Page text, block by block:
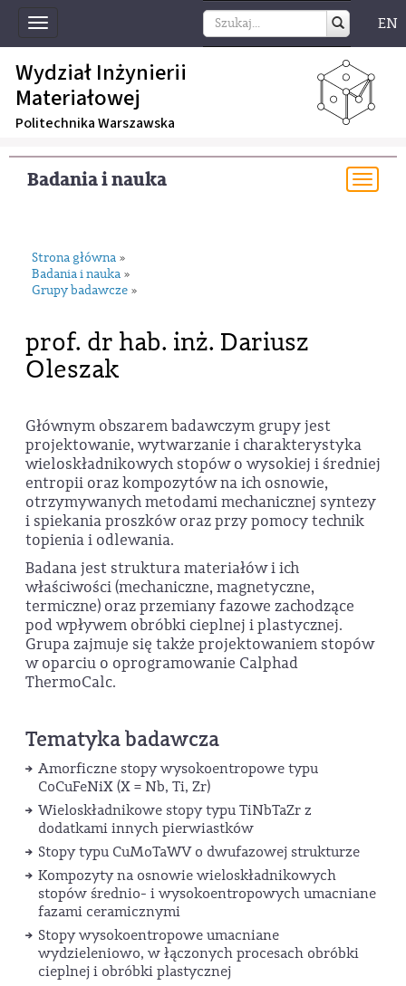
Toggle
navigation
EN
Wydział Inżynierii
Materiałowej
Politechnika Warszawska
Badania i nauka
Strona główna »
Badania i nauka »
Grupy badawcze »
prof. dr hab. inż. Dariusz
Oleszak
Głównym obszarem badawczym grupy jest
projektowanie, wytwarzanie i charakterystyka
wieloskładnikowych stopów o wysokiej i średniej
entropii oraz kompozytów na ich osnowie,
otrzymywanych metodami mechanicznej syntezy
i spiekania proszków oraz przy pomocy technik
topienia i odlewania.
Badana jest struktura materiałów i ich
właściwości (mechaniczne, magnetyczne,
termiczne) oraz przemiany fazowe zachodzące
pod wpływem obróbki cieplnej i plastycznej.
Grupa zajmuje się także projektowaniem stopów
w oparciu o oprogramowanie Calphad
ThermoCalc.
Tematyka badawcza
Amorficzne stopy wysokoentropowe typu
CoCuFeNiX (X = Nb, Ti, Zr)
Wieloskładnikowe stopy typu TiNbTaZr z
dodatkami innych pierwiastków
Stopy typu CuMoTaWV o dwufazowej strukturze
Kompozyty na osnowie wieloskładnikowych
stopów średnio- i wysokoentropowych umacniane
fazami ceramicznymi
Stopy wysokoentropowe umacniane
wydzieleniowo, w łączonych procesach obróbki
cieplnej i obróbki plastycznej